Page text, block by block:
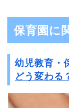
保育園に
幼児教育・
どう変わる